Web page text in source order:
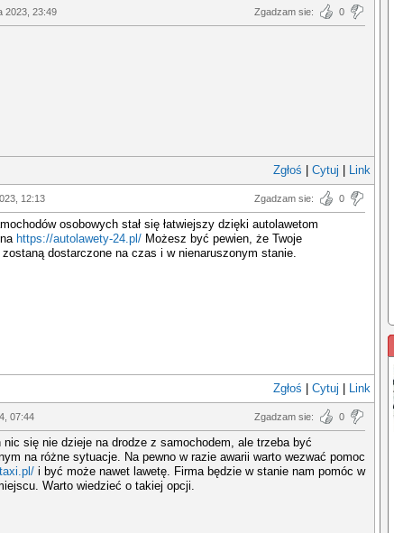
2023, 23:49 Zgadzam sie: 0
Zgłoś Cytuj Link
12:13 Zgadzam sie: 0
osobowych stał się łatwiejszy dzięki autolawetom
https://autolawety-24.pl/ Możesz być pewien, że Twoje
dostarczone na czas i w nienaruszonym stanie.
Zgłoś Cytuj Link
07:44 Zgadzam sie: 0
nic się nie dzieje na drodze z samochodem, ale trzeba być
na różne sytuacje. Na pewno w razie awarii warto wezwać pomoc
i być może nawet lawetę. Firma będzie w stanie nam pomóc w
Warto wiedzieć o takiej opcji.